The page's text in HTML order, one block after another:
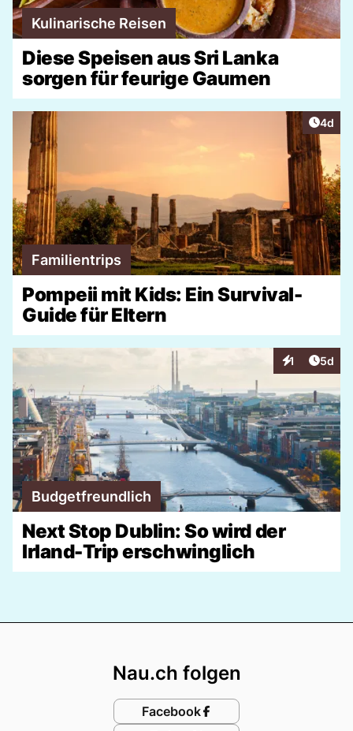
Kulinarische Reisen
Diese Speisen aus Sri Lanka
sorgen für feurige Gaumen
4d
Familientrips
Pompeii mit Kids: Ein Survival-
Guide für Eltern
1
Interaktionen
5d
Budgetfreundlich
Next Stop Dublin: So wird der
Irland-Trip erschwinglich
Nau.ch folgen
Facebook